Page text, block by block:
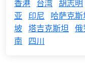
香港 台湾 胡志明
亚
印尼 哈萨克斯
坡 塔吉克斯坦 俄
南
四川